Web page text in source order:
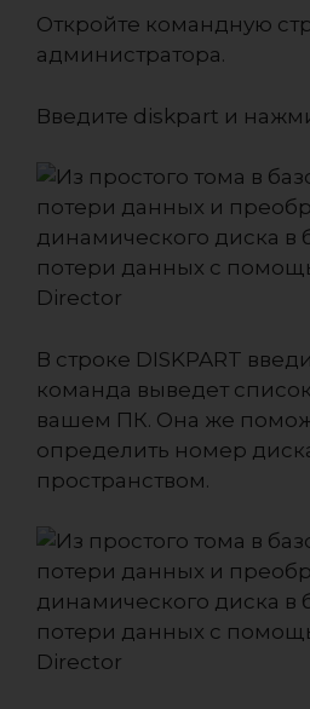
Откройте командную
администратора.
Введите diskpart и
В строке DISKPART
команда выведет
вашем ПК. Она же
определить номер
пространством.